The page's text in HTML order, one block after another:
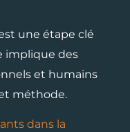
une étape clé
implique des
et humains
méthode.
dans la